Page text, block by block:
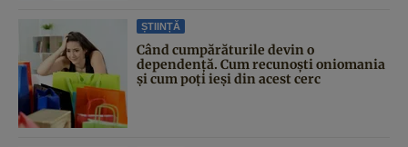
ȘTIINȚĂ
Când cumpărăturile devin o
dependență. Cum recunoști oniomania
și cum poți ieși din acest cerc